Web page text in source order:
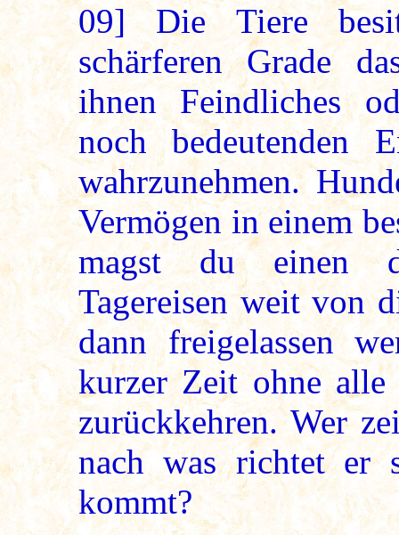
09] Die Tiere
schärferen Grade
ihnen Feindliches
noch bedeutenden
wahrzunehmen.
Vermögen in einem
magst du einen
Tagereisen weit von
dann freigelassen
kurzer Zeit ohne
zurückkehren. Wer
nach was richtet er
kommt?